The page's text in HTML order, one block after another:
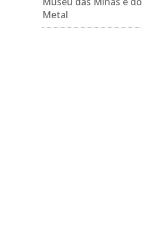
Metal